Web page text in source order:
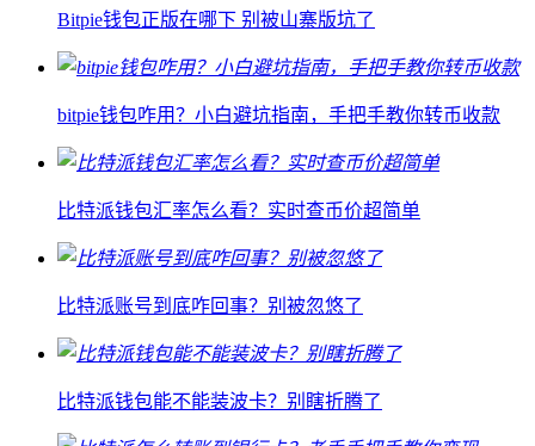
Bitpie钱包正版在哪下 别被山寨版坑了
bitpie钱包咋用？小白避坑指南，手把手教你转币收款
比特派钱包汇率怎么看？实时查币价超简单
比特派账号到底咋回事？别被忽悠了
比特派钱包能不能装波卡？别瞎折腾了